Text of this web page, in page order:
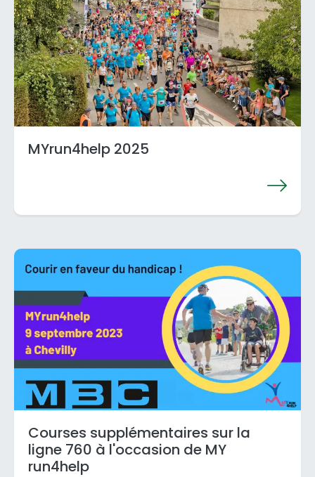
MYrun4help 2025
Courses supplémentaires sur la
ligne 760 à l'occasion de MY
run4help